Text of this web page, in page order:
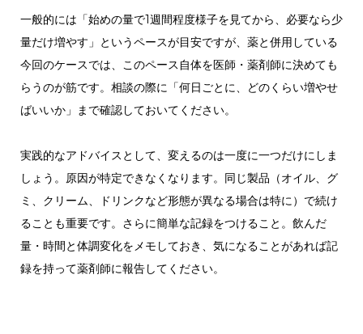
一般的には「始めの量で1週間程度様子を見てから、必要なら少
量だけ増やす」というペースが目安ですが、薬と併用している
今回のケースでは、このペース自体を医師・薬剤師に決めても
らうのが筋です。相談の際に「何日ごとに、どのくらい増やせ
ばいいか」まで確認しておいてください。
実践的なアドバイスとして、変えるのは一度に一つだけにしま
しょう。原因が特定できなくなります。同じ製品（オイル、グ
ミ、クリーム、ドリンクなど形態が異なる場合は特に）で続け
ることも重要です。さらに簡単な記録をつけること。飲んだ
量・時間と体調変化をメモしておき、気になることがあれば記
録を持って薬剤師に報告してください。